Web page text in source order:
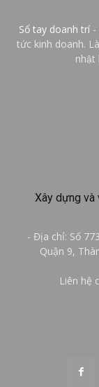
Sổ tay doanh trí -
tức kinh doanh.
nhật
Xây dựng và
- Địa chỉ: Số
Quận 9,
Liên hệ